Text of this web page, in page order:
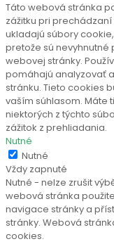
Táto webová stránka
zážitku pri
ukladajú súbory
pretože sú
webovej stránky.
pomáhajú analyzovať
stránku. Tieto cookies
vaším súhlasom. Máte
niektorých z týchto
zážitok z prehliadania.
Nutné
Nutné
Vždy zapnuté
Nutné - nelze zrušit
webová stránka
navigace stránky a
stránky. Webová
cookies.